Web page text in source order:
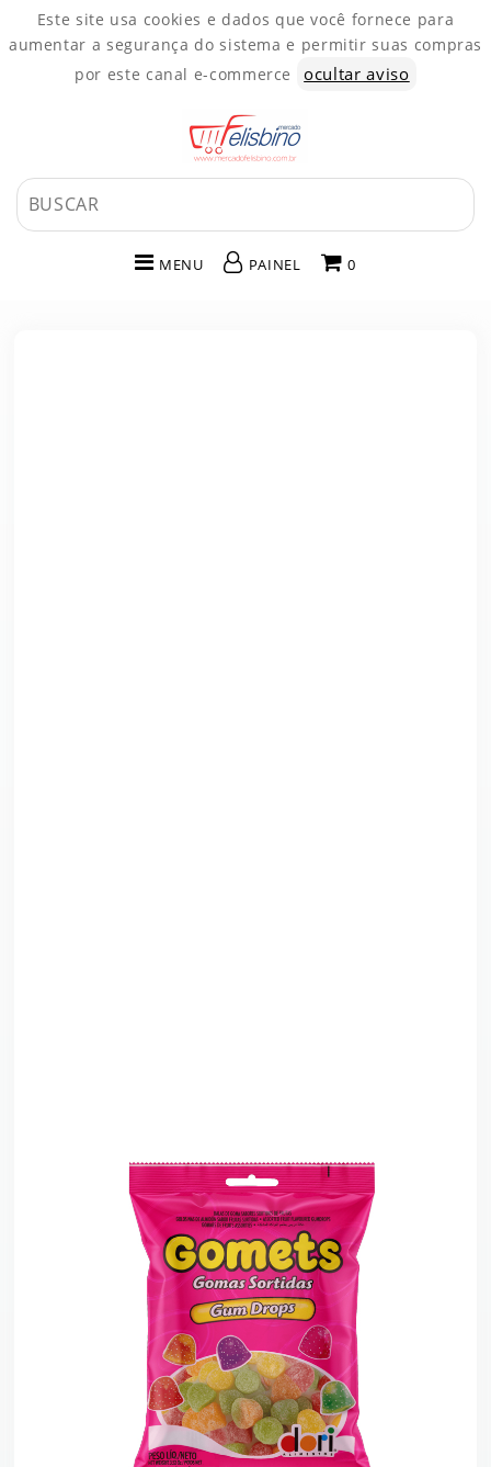
Este site usa cookies e dados que você fornece para
aumentar a segurança do sistema e permitir suas compras
por este canal e-commerce
MENU PAINEL 0